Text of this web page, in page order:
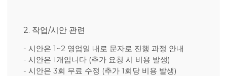
2. 작업/시안 관련
- 시안은 1~2 영업일 내로 문자로 진행 과정 안내
- 시안은 1개입니다 (추가 요청 시 비용 발생)
- 시안은 3회 무료 수정 (추가 1회당 비용 발생)